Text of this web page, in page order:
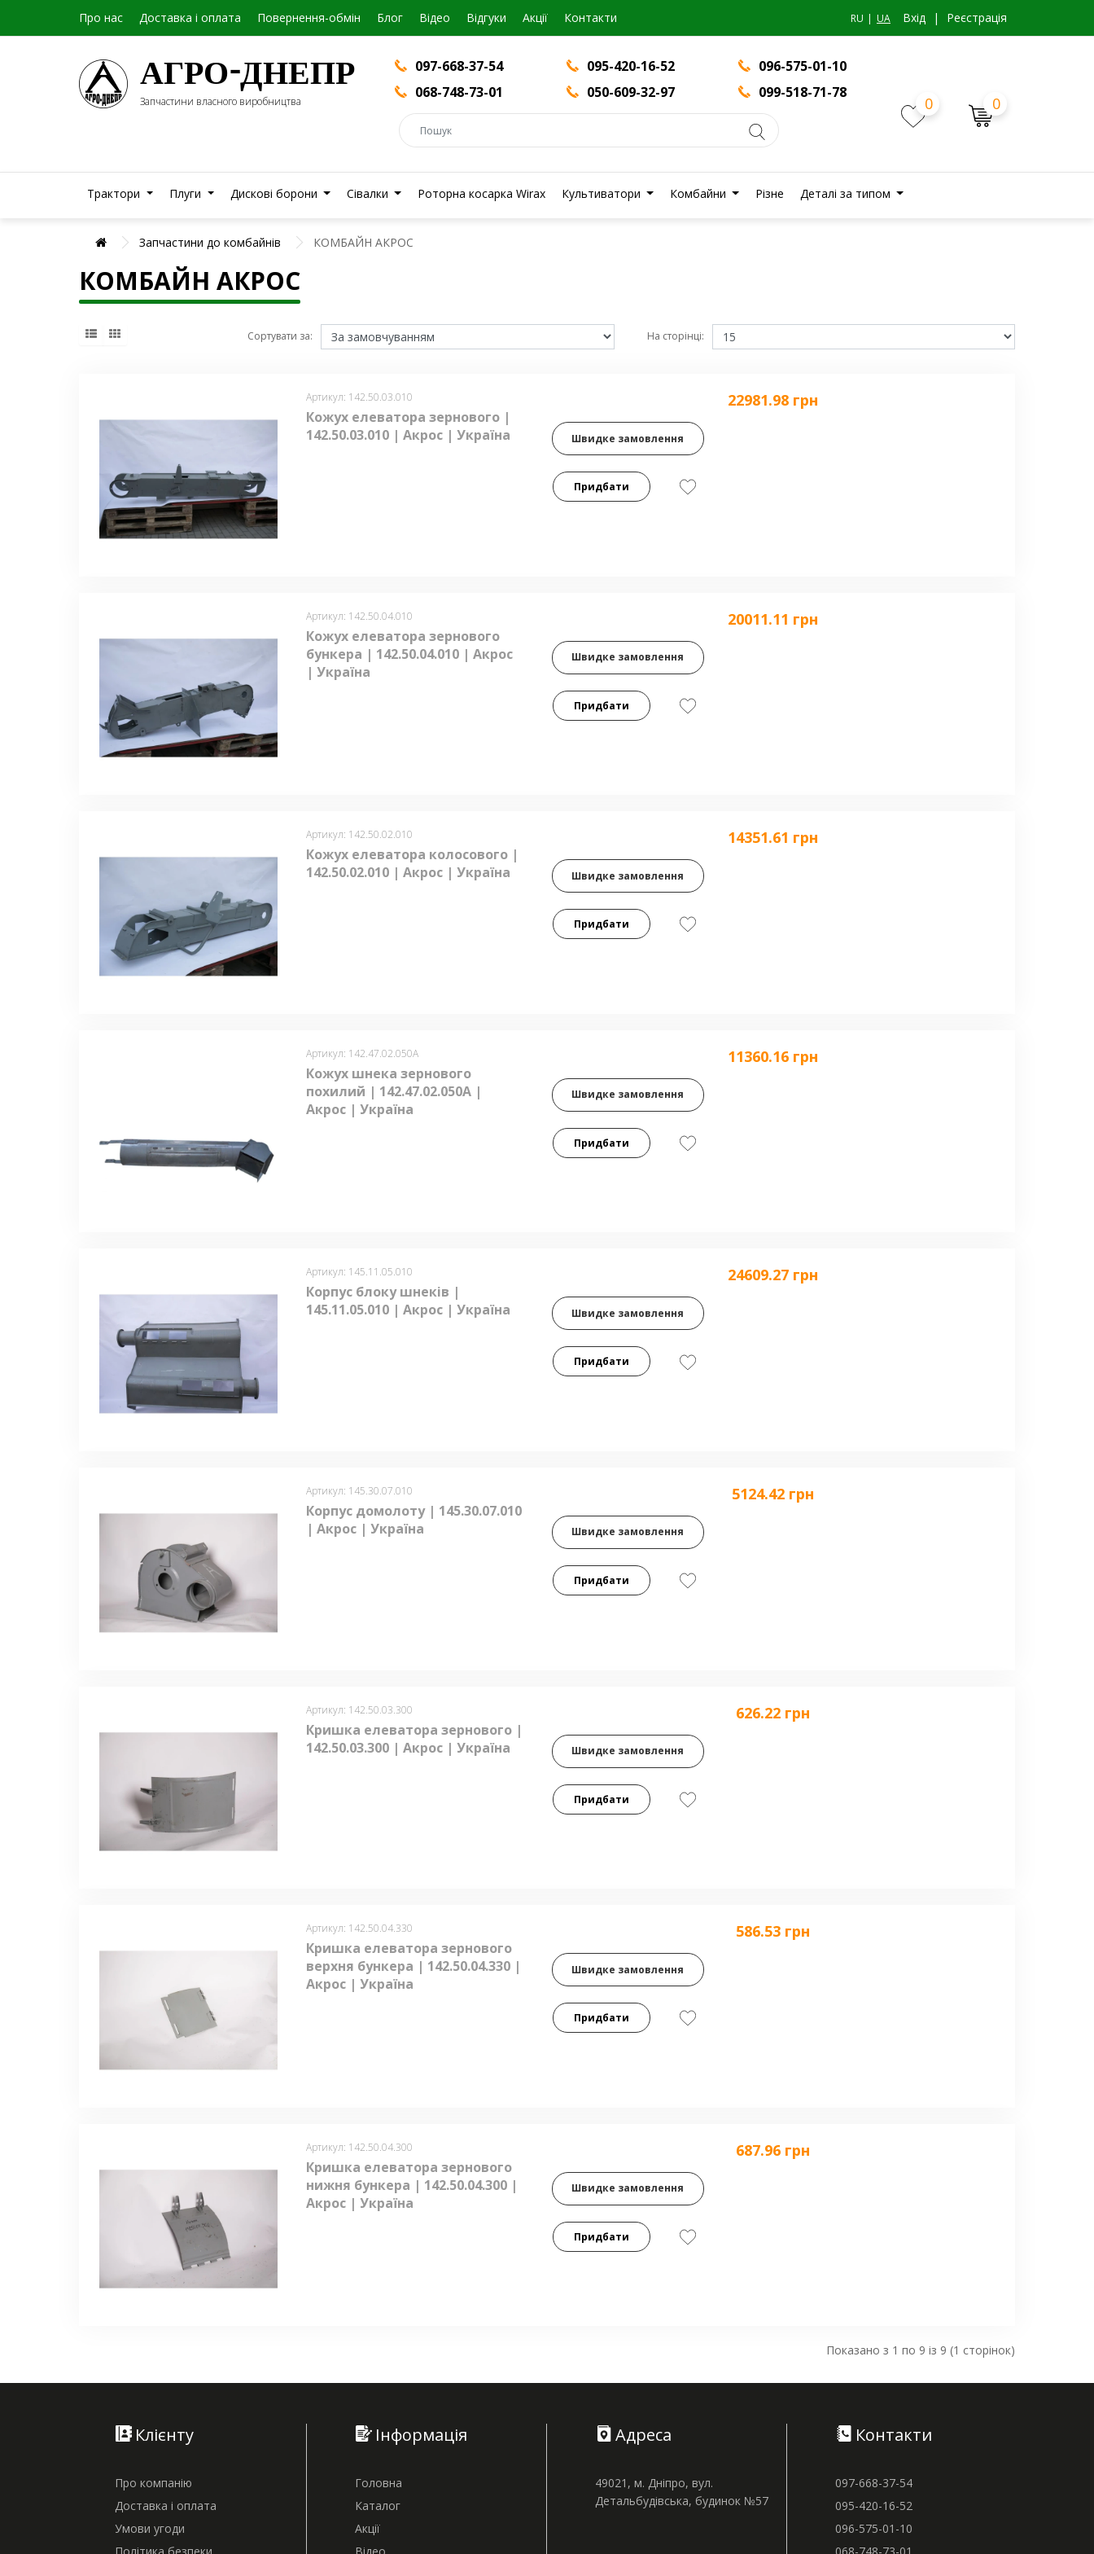
Про нас Доставка і оплата Повернення-обмін Блог Вiдео Відгуки Акції Контакти RU UA Вхiд | Реєстрація
АГРО-ДНЕПР
Запчастини власного виробництва
097-668-37-54 095-420-16-52
096-575-01-10
068-748-73-01
050-609-32-97 099-518-71-78
0 0
Трактори Плуги Дискові борони Сівалки Роторна косарка Wirax Культиватори Комбайни Різне Деталі за типом
Запчастини до комбайнів КОМБАЙН АКРОС
КОМБАЙН АКРОС
Сортувати за: На сторінці:
Артикул: 142.50.03.010
Кожух елеватора зернового |
142.50.03.010 | Акрос | Україна
22981.98 грн
Швидке замовлення
Придбати
Артикул: 142.50.04.010
Кожух елеватора зернового
бункера | 142.50.04.010 | Акрос
| Україна
20011.11 грн
Швидке замовлення
Придбати
Артикул: 142.50.02.010
Кожух елеватора колосового |
142.50.02.010 | Акрос | Україна
14351.61 грн
Швидке замовлення
Придбати
Артикул: 142.47.02.050А
Кожух шнека зернового
похилий | 142.47.02.050А |
Акрос | Україна
11360.16 грн
Швидке замовлення
Придбати
Артикул: 145.11.05.010
Корпус блоку шнеків |
145.11.05.010 | Акрос | Україна
24609.27 грн
Швидке замовлення
Придбати
Артикул: 145.30.07.010
Корпус домолоту | 145.30.07.010
| Акрос | Україна
5124.42 грн
Швидке замовлення
Придбати
Артикул: 142.50.03.300
Кришка елеватора зернового |
142.50.03.300 | Акрос | Україна
626.22 грн
Швидке замовлення
Придбати
Артикул: 142.50.04.330
Кришка елеватора зернового
верхня бункера | 142.50.04.330 |
Акрос | Україна
586.53 грн
Швидке замовлення
Придбати
Артикул: 142.50.04.300
Кришка елеватора зернового
нижня бункера | 142.50.04.300 |
Акрос | Україна
687.96 грн
Швидке замовлення
Придбати
Показано з 1 по 9 із 9 (1 сторінок)
Клієнту
Про компанію
Доставка і оплата
Умови угоди
Інформація
Головна
Каталог
Акції
Адреса
49021, м. Дніпро, вул.
Детальбудівська, будинок №57
Контакти
097-668-37-54
095-420-16-52
096-575-01-10